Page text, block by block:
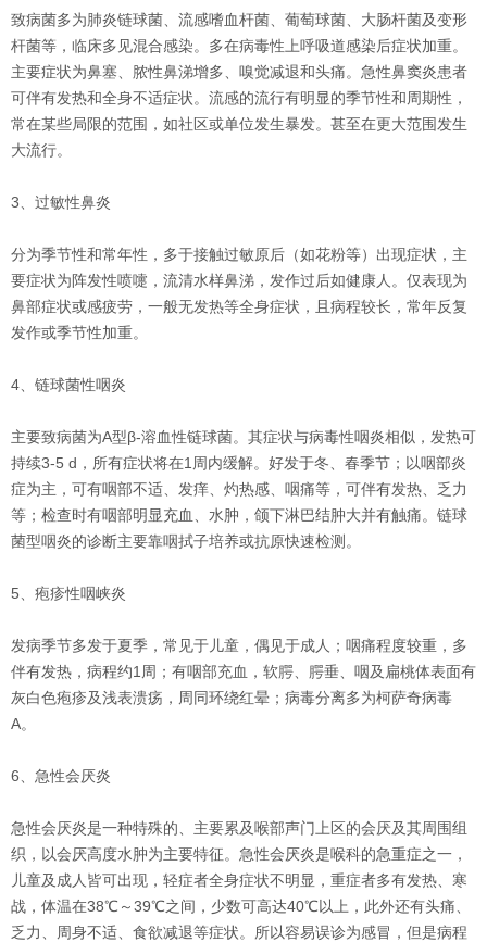
致病菌多为肺炎链球菌、流感嗜血杆菌、葡萄球菌、大肠杆菌及变形
杆菌等，临床多见混合感染。多在病毒性上呼吸道感染后症状加重。
主要症状为鼻塞、脓性鼻涕增多、嗅觉减退和头痛。急性鼻窦炎患者
可伴有发热和全身不适症状。流感的流行有明显的季节性和周期性，
常在某些局限的范围，如社区或单位发生暴发。甚至在更大范围发生
大流行。
3、过敏性鼻炎
分为季节性和常年性，多于接触过敏原后（如花粉等）出现症状，主
要症状为阵发性喷嚏，流清水样鼻涕，发作过后如健康人。仅表现为
鼻部症状或感疲劳，一般无发热等全身症状，且病程较长，常年反复
发作或季节性加重。
4、链球菌性咽炎
主要致病菌为A型β-溶血性链球菌。其症状与病毒性咽炎相似，发热可
持续3-5 d，所有症状将在1周内缓解。好发于冬、春季节；以咽部炎
症为主，可有咽部不适、发痒、灼热感、咽痛等，可伴有发热、乏力
等；检查时有咽部明显充血、水肿，颌下淋巴结肿大并有触痛。链球
菌型咽炎的诊断主要靠咽拭子培养或抗原快速检测。
5、疱疹性咽峡炎
发病季节多发于夏季，常见于儿童，偶见于成人；咽痛程度较重，多
伴有发热，病程约1周；有咽部充血，软腭、腭垂、咽及扁桃体表面有
灰白色疱疹及浅表溃疡，周同环绕红晕；病毒分离多为柯萨奇病毒
A。
6、急性会厌炎
急性会厌炎是一种特殊的、主要累及喉部声门上区的会厌及其周围组
织，以会厌高度水肿为主要特征。急性会厌炎是喉科的急重症之一，
儿童及成人皆可出现，轻症者全身症状不明显，重症者多有发热、寒
战，体温在38℃～39℃之间，少数可高达40℃以上，此外还有头痛、
乏力、周身不适、食欲减退等症状。所以容易误诊为感冒，但是病程